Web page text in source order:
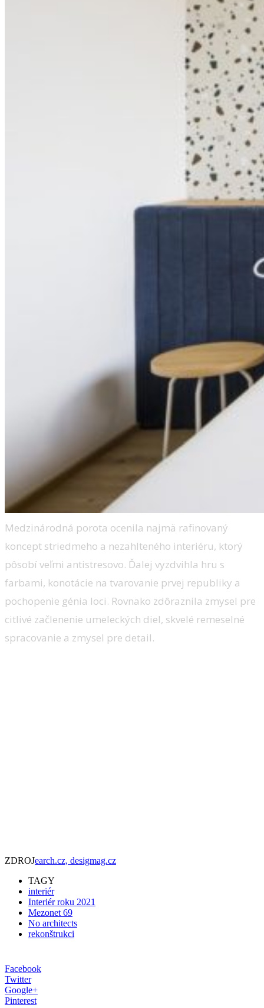
Medzinárodná porota ocenila najmä rafinovaný
koncept striedmeho a nezahlteného interiéru, ktorý
pôsobí veľmi antistresovo. Ďalej vyzdvihla hru s
farbami, konotácie na tvarovanie prvej republiky a
pochopenie génia loci. Rovnako zdôraznila zmysel pre
citlivé začlenenie umeleckých diel, skvelé remeselné
spracovanie a zmysel pre detail.
ZDROJearch.cz, desigmag.cz
TAGY
interiér
Interiér roku 2021
Mezonet 69
No architects
rekonštrukci
Facebook
Twitter
Google+
Pinterest